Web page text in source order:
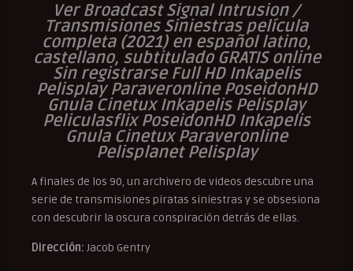
Ver Broadcast Signal Intrusion /
Transmisiones Siniestras película
completa (2021) en español latino,
castellano, subtitulado GRATIS online
Sin registrarse Full HD Inkapelis
Pelisplay Paraveronline PoseidonHD
Gnula Cinetux Inkapelis Pelisplay
Peliculasflix PoseidonHD Inkapelis
Gnula Cinetux Paraveronline
Pelisplanet Pelisplay
A finales de los 90, un archivero de videos descubre una
serie de transmisiones piratas siniestras y se obsesiona
con descubrir la oscura conspiración detrás de ellas.
Dirección: Jacob Gentry